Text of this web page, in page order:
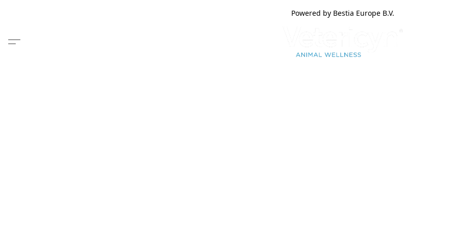
Powered by Bestia Europe B.V.